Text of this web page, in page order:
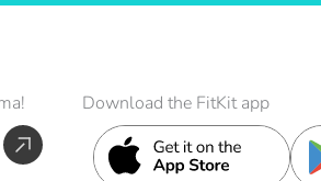
Предати
Download the FitKit app